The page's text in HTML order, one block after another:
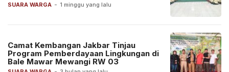
SUARA WARGA - 1 minggu yang lalu
Camat Kembangan Jakbar Tinjau
Program Pemberdayaan Lingkungan di
Bale Mawar Mewangi RW 03